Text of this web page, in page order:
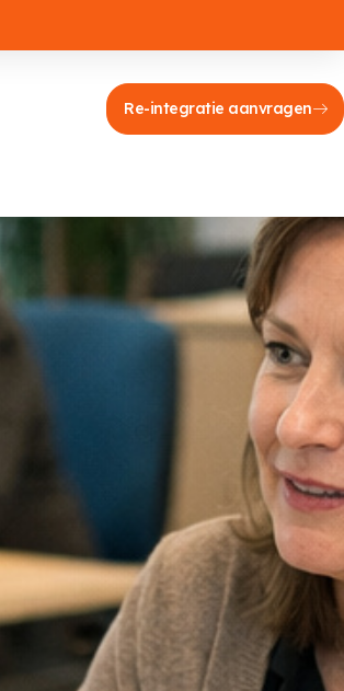
Re-integratie aanvragen